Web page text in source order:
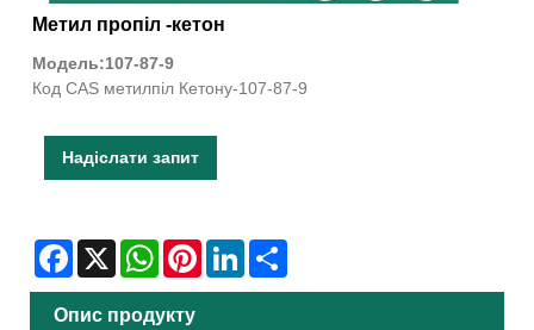
Метил пропіл -кетон
Модель:107-87-9
Код CAS метилпіл Кетону-107-87-9
Надіслати запит
Facebook
X WhatsAppPinterestLinkedIn
Опис продукту